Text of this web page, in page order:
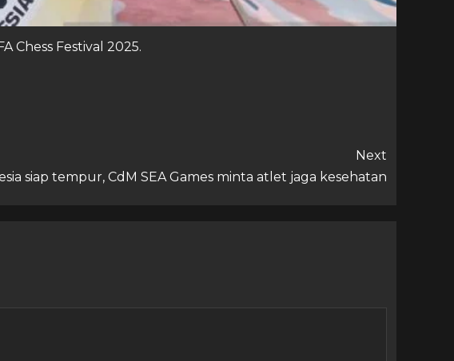
Chess Festival 2025.
Next
siap tempur, CdM SEA Games minta atlet jaga kesehatan